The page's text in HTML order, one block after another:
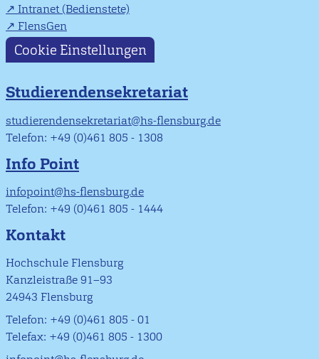
Intranet (Bedienstete)
FlensGen
Cookie Einstellungen
Studierendensekretariat
studierendensekretariat@hs-flensburg.de
Telefon: +49 (0)461 805 - 1308
Info Point
infopoint@hs-flensburg.de
Telefon: +49 (0)461 805 - 1444
Kontakt
Hochschule Flensburg
Kanzleistraße 91–93
24943 Flensburg
Telefon: +49 (0)461 805 - 01
Telefax: +49 (0)461 805 - 1300